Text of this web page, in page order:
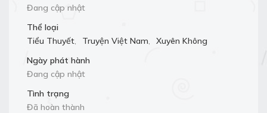
Đang cập nhật
Thể loại
Tiểu Thuyết, Truyện Việt Nam,
Xuyên Không
Ngày phát hành
Đang cập nhật
Tình trạng
Đã hoàn thành